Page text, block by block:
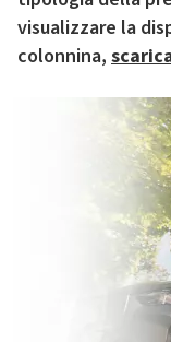
visualizzare la
colonnina,